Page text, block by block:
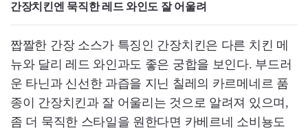
간장치킨엔 묵직한 레드 와인도 잘 어울려
짭짤한 간장 소스가 특징인 간장치킨은 다른 치킨 메
뉴와 달리 레드 와인과도 좋은 궁합을 보인다. 부드러
운 타닌과 신선한 과즙을 지닌 칠레의 카르메네르 품
종이 간장치킨과 잘 어울리는 것으로 알려져 있으며,
좀 더 묵직한 스타일을 원한다면 카베르네 소비뇽도